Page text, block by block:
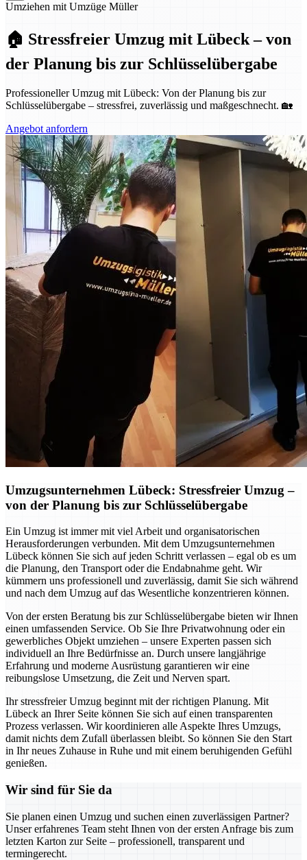
Umziehen mit Umzüge Müller
🏠 Stressfreier Umzug mit Lübeck – von
der Planung bis zur Schlüsselübergabe
Professioneller Umzug mit Lübeck: Von der Planung bis zur
Schlüsselübergabe – stressfrei, zuverlässig und maßgeschnecht. 🏡
Angebot anfordern
Umzugsunternehmen Lübeck: Stressfreier Umzug –
von der Planung bis zur Schlüsselübergabe
Ein Umzug ist immer mit viel Arbeit und organisatorischen
Herausforderungen verbunden. Mit dem Umzugsunternehmen
Lübeck können Sie sich auf jeden Schritt verlassen – egal ob es um
die Planung, den Transport oder die Endabnahme geht. Wir
kümmern uns professionell und zuverlässig, damit Sie sich während
und nach dem Umzug auf das Wesentliche konzentrieren können.
Von der ersten Beratung bis zur Schlüsselübergabe bieten wir Ihnen
einen umfassenden Service. Ob Sie Ihre Privatwohnung oder ein
gewerbliches Objekt umziehen – unsere Experten passen sich
individuell an Ihre Bedürfnisse an. Durch unsere langjährige
Erfahrung und moderne Ausrüstung garantieren wir eine
reibungslose Umsetzung, die Zeit und Nerven spart.
Ihr stressfreier Umzug beginnt mit der richtigen Planung. Mit
Lübeck an Ihrer Seite können Sie sich auf einen transparenten
Prozess verlassen. Wir koordinieren alle Aspekte Ihres Umzugs,
damit nichts dem Zufall überlassen bleibt. So können Sie den Start
in Ihr neues Zuhause in Ruhe und mit einem beruhigenden Gefühl
genießen.
Wir sind für Sie da
Sie planen einen Umzug und suchen einen zuverlässigen Partner?
Unser erfahrenes Team steht Ihnen von der ersten Anfrage bis zum
letzten Karton zur Seite – professionell, transparent und
termingerecht.